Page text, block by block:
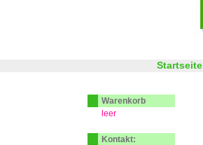
Startseite
Warenkorb
leer
Kontakt: